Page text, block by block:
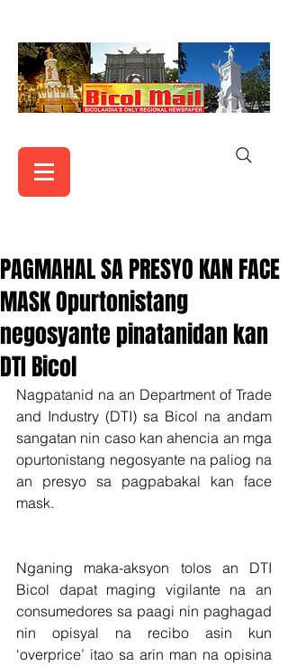
PAGMAHAL SA PRESYO KAN FACE
MASK Opurtonistang
negosyante pinatanidan kan
DTI Bicol
Nagpatanid na an Department of Trade
and Industry (DTI) sa Bicol na andam
sangatan nin caso kan ahencia an mga
opurtonistang negosyante na paliog na
an presyo sa pagpabakal kan face
mask.
Nganing maka-aksyon tolos an DTI
Bicol dapat maging vigilante na an
consumedores sa paagi nin paghagad
nin opisyal na recibo asin kun
‘overprice’ itao sa arin man na opisina